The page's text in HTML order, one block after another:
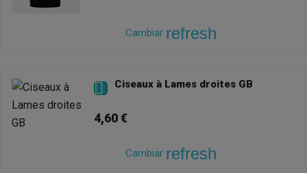
Cambiar refresh
 Ciseaux à Lames droites GB
4,60 €
Cambiar refresh